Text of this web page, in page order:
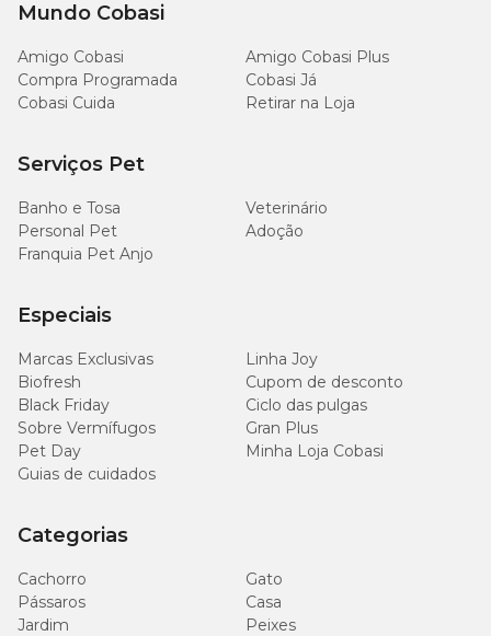
Mundo Cobasi
Amigo Cobasi
Amigo Cobasi Plus
Compra Programada
Cobasi Já
Cobasi Cuida
Retirar na Loja
Serviços Pet
Banho e Tosa
Veterinário
Personal Pet
Adoção
Franquia Pet Anjo
Especiais
Marcas Exclusivas
Linha Joy
Biofresh
Cupom de desconto
Black Friday
Ciclo das pulgas
Sobre Vermífugos
Gran Plus
Pet Day
Minha Loja Cobasi
Guias de cuidados
Categorias
Cachorro
Gato
Pássaros
Casa
Jardim
Peixes